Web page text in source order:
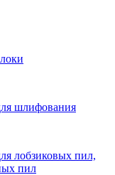
шлифования
лобзиковых пил,
пил